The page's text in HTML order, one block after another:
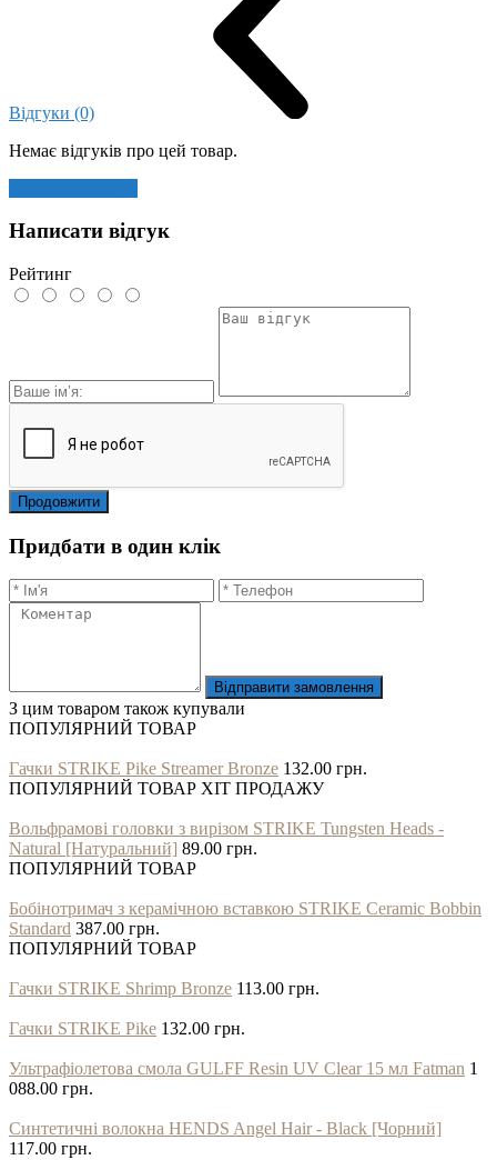
Відгуки (0)
Немає відгуків про цей товар.
Написати відгук
Рейтинг
Продовжити
Придбати в один клік
Відправити замовлення
З цим товаром також купували
ПОПУЛЯРНИЙ ТОВАР
Гачки STRIKE Pike Streamer Bronze 132.00 грн.
ПОПУЛЯРНИЙ ТОВАР ХІТ ПРОДАЖУ
Вольфрамові головки з вирізом STRIKE Tungsten Heads -
Natural [Натуральний] 89.00 грн.
ПОПУЛЯРНИЙ ТОВАР
Бобінотримач з керамічною вставкою STRIKE Ceramic Bobbin
Standard 387.00 грн.
ПОПУЛЯРНИЙ ТОВАР
Гачки STRIKE Shrimp Bronze 113.00 грн.
Гачки STRIKE Pike 132.00 грн.
Ультрафіолетова смола GULFF Resin UV Clear 15 мл Fatman 1
088.00 грн.
Синтетичні волокна HENDS Angel Hair - Black [Чорний]
117.00 грн.